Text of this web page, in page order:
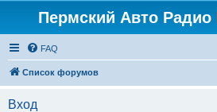
Пермский Авто
FAQ
Список форумов
Вход